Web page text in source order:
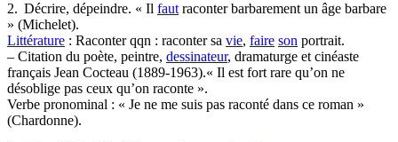
2. Décrire, dépeindre. « Il faut raconter barbarement un âge barbare
» (Michelet).
Littérature : Raconter qqn : raconter sa vie, faire son portrait.
– Citation du poète, peintre, dessinateur, dramaturge et cinéaste
français Jean Cocteau (1889-1963).« Il est fort rare qu’on ne
désoblige pas ceux qu’on raconte ».
Verbe pronominal : « Je ne me suis pas raconté dans ce roman »
(Chardonne).